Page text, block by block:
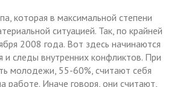
которая в максимальной степени
ситуацией. Так, по крайней
2008 года. Вот здесь начинаются
и следы внутренних конфликтов. При
молодежи, 55-60%, считают себя
работе. Иначе говоря, они считают,